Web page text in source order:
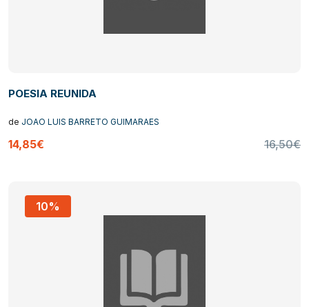
POESIA REUNIDA
de JOAO LUIS BARRETO GUIMARAES
14,85€ 16,50€
10%